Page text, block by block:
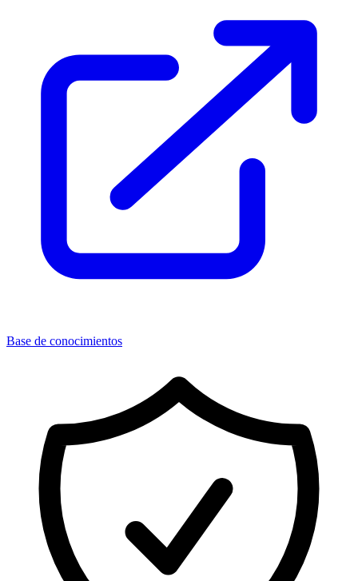
Base de conocimientos